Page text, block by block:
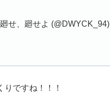
せ、廻せよ (@DWYCK_94)
りですね！！！